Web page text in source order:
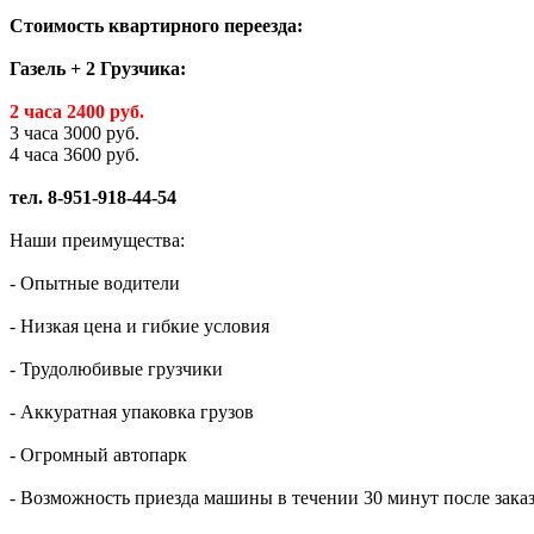
Стоимость квартирного переезда:
Газель + 2 Грузчика:
2 часа 2400 руб.
3 часа 3000 руб.
4 часа 3600 руб.
тел. 8-951-918-44-54
Наши преимущества:
- Опытные водители
- Низкая цена и гибкие условия
- Трудолюбивые грузчики
- Аккуратная упаковка грузов
- Огромный автопарк
- Возможность приезда машины в течении 30 минут после